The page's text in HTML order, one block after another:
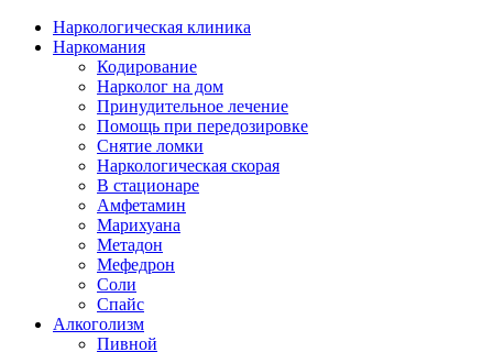
Наркологическая клиника
Наркомания
Кодирование
Нарколог на дом
Принудительное лечение
Помощь при передозировке
Снятие ломки
Наркологическая скорая
В стационаре
Амфетамин
Марихуана
Метадон
Мефедрон
Соли
Спайс
Алкоголизм
Пивной